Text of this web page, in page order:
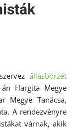
állásbörzét
Hargita Megye
Megye Tanácsa,
A rendezvényre
várnak, akik